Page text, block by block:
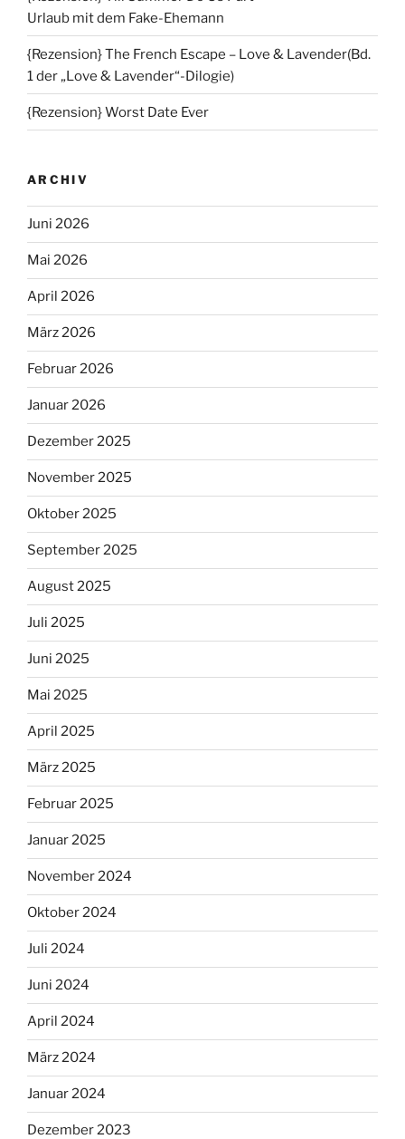
Urlaub mit dem Fake-Ehemann
{Rezension} The French Escape – Love & Lavender(Bd.
1 der „Love & Lavender“-Dilogie)
{Rezension} Worst Date Ever
ARCHIV
Juni 2026
Mai 2026
April 2026
März 2026
Februar 2026
Januar 2026
Dezember 2025
November 2025
Oktober 2025
September 2025
August 2025
Juli 2025
Juni 2025
Mai 2025
April 2025
März 2025
Februar 2025
Januar 2025
November 2024
Oktober 2024
Juli 2024
Juni 2024
April 2024
März 2024
Januar 2024
Dezember 2023